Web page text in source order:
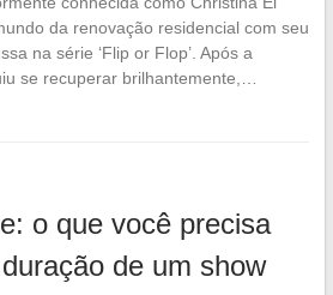
da renovação residencial com seu
na série ‘Flip or Flop’. Após a
se recuperar brilhantemente,…
o que você precisa
de um show